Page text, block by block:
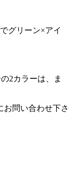
グリーン×アイ
2カラーは、ま
お問い合わせ下さ